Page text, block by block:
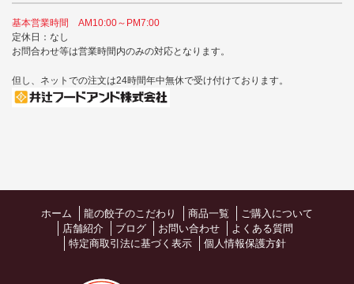
基本営業時間 AM10:00～PM7:00
定休日：なし
お問合わせ等は営業時間内のみの対応となります。
但し、ネットでの注文は24時間年中無休で受け付けております。
ホーム 龍の餃子のこだわり 商品一覧
ご購入について
店舗紹介
ブログ お問い合わせ
よくある質問
特定商取引法に基づく表示
個人情報保護方針